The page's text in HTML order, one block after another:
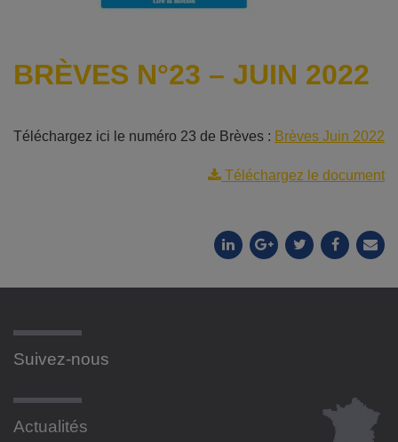
BRÈVES N°23 – JUIN 2022
Téléchargez ici le numéro 23 de Brèves : Brèves Juin 2022
Téléchargez le document
Suivez-nous
Actualités